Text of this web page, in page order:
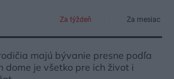
Za týždeň Za mesiac
majú bývanie presne podľa
dome je všetko pre ich život i